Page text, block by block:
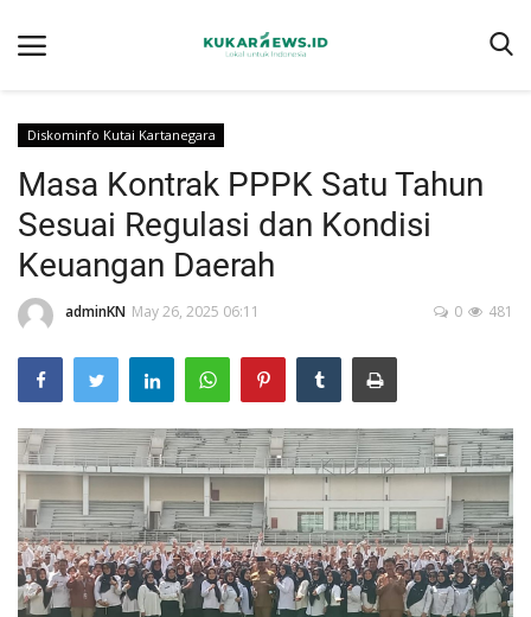
Home
Tentang kukarnews.id
Pedoman Pemberitaan Ramah Anak
Pemberitaan Media Siber
Ragam
Advertorial
Gallery
Diskominfo Kutai Kartanegara
Masa Kontrak PPPK Satu Tahun
Sesuai Regulasi dan Kondisi
Keuangan Daerah
adminKN May 26, 2025 06:11 481
0